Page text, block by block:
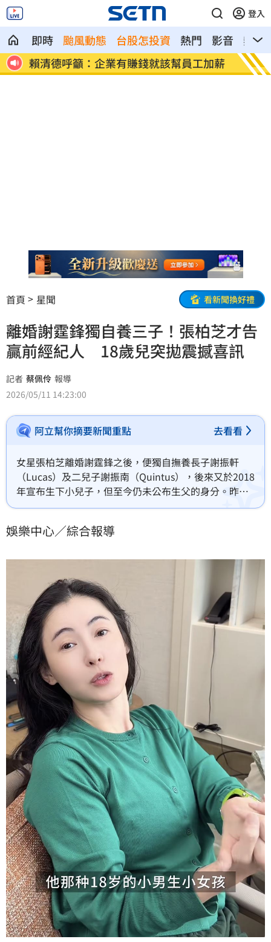
登入
即時 颱風動態 台股怎投資 熱門 影音
熱搜
薪
波若威獲百倍「本夢比」 專家揭都市傳
說
LINE
廢」
首頁 星聞 看新聞換好禮
離婚謝霆鋒獨自養三子！張柏芝才告
贏前經紀人 18歲兒突拋震撼喜訊
記者 蔡佩伶 報導
2026/05/11 14:23:00
阿立幫你摘要新聞重點 去看看
女星張柏芝離婚謝霆鋒之後，便獨自撫養長子謝振軒
（Lucas）及二兒子謝振南（Quintus），後來又於2018
年宣布生下小兒子，但至今仍未公布生父的身分。昨
（10日）張柏芝在母親節時替18歲兒子宣布喜訊，開心
娛樂中心／綜合報導